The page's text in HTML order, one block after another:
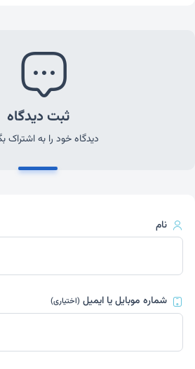
ثبت دیدگاه
دیدگاه خود را به اشتراک
نام
شماره موبایل یا ایمیل(اختیاری)